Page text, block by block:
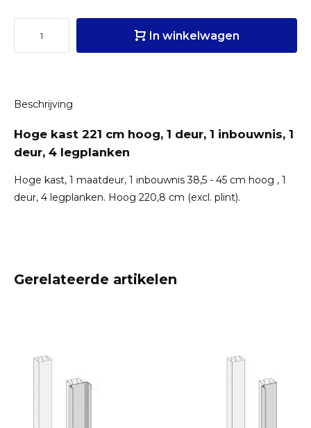
In winkelwagen
Beschrijving
Hoge kast 221 cm hoog, 1 deur, 1 inbouwnis, 1
deur, 4 legplanken
Hoge kast, 1 maatdeur, 1 inbouwnis 38,5 - 45 cm hoog , 1
deur, 4 legplanken. Hoog 220,8 cm (excl. plint).
Gerelateerde artikelen